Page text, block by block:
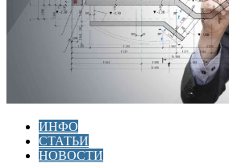
ИНФО
СТАТЬИ
НОВОСТИ